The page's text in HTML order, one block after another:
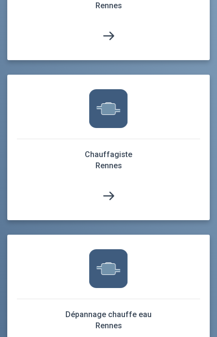
Rennes
Chauffagiste
Rennes
Dépannage chauffe eau
Rennes